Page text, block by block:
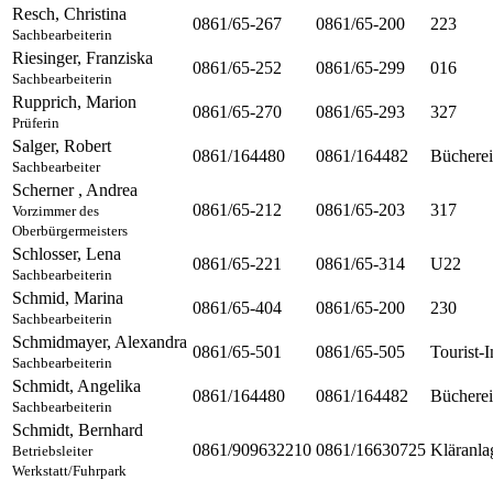
Resch, Christina
Sachbearbeiterin
0861/65-267 0861/65-200
223
Riesinger, Franziska
Sachbearbeiterin
0861/65-252 0861/65-299
016
Rupprich, Marion
Prüferin
0861/65-270 0861/65-293
327
Salger, Robert
Sachbearbeiter
0861/164480 0861/164482
Bücherei
Scherner , Andrea
Vorzimmer des
Oberbürgermeisters
0861/65-212 0861/65-203 317
Schlosser, Lena
Sachbearbeiterin
0861/65-221 0861/65-314
U22
Schmid, Marina
Sachbearbeiterin
0861/65-404 0861/65-200
230
Schmidmayer, Alexandra
Sachbearbeiterin
0861/65-501 0861/65-505
Tourist-
Schmidt, Angelika
Sachbearbeiterin
0861/164480 0861/164482
Bücherei
Schmidt, Bernhard
Betriebsleiter
Werkstatt/Fuhrpark
0861/909632210 0861/16630725